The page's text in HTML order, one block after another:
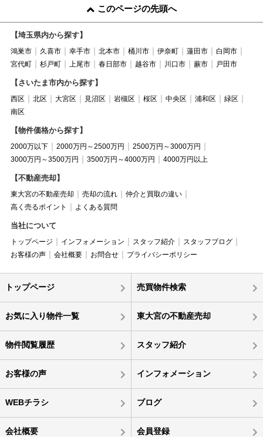
このページの先頭へ
【埼玉県内から探す】
鴻巣市 久喜市 幸手市 北本市 桶川市 伊奈町 蓮田市
白岡市
宮代町
杉戸町 上尾市 春日部市 越谷市 川口市 蕨市 戸田市
【さいたま市内から探す】
西区 北区 大宮区 見沼区 岩槻区 桜区 中央区 浦和区
緑区
南区
【物件価格から探す】
2000万以下 2000万円～2500万円
2500万円～3000万円
3000万円～3500万円
3500万円～4000万円 4000万円以上
【不動産売却】
東大宮の不動産売却 売却の流れ
仲介と買取の違い
高く売るポイント
よくある質問
当社について
トップページ インフォメーション スタッフ紹介
スタッフブログ
お客様の声
会社概要 お問合せ プライバシーポリシー
トップページ 売買物件検索
お気に入り物件一覧 東大宮の不動産売却
物件閲覧履歴 スタッフ紹介
お客様の声 インフォメーション
WEBチラシ ブログ
会社概要 会員登録